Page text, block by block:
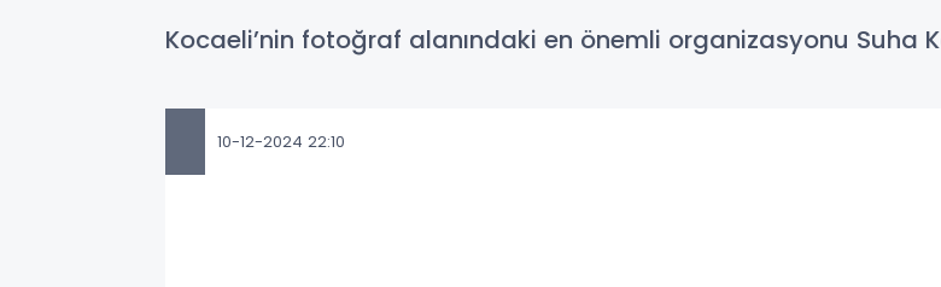
Kocaeli’nin fotoğraf alanındaki en önemli organizasyonu Suha
10-12-2024 22:10